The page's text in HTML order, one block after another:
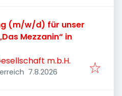
(m/w/d) für unser
Mezzanin“ in
m.b.H.
Veröffentlicht
7.8.2026